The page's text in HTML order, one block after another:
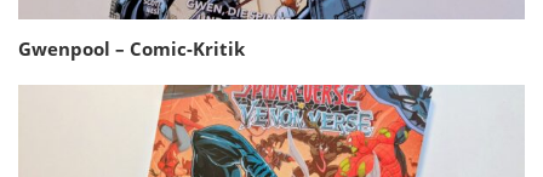
Gwenpool – Comic-Kritik